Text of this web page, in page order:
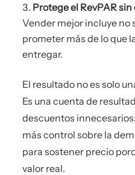
Protege el RevPAR
Vender mejor incluye no
prometer más de lo que
entregar.
El resultado no es solo
Es una cuenta de
descuentos
más control sobre la
para sostener precio
valor real.